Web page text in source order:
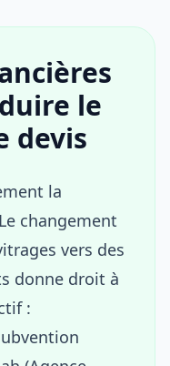
le
devis
la
changement
vers des
donne droit à
: